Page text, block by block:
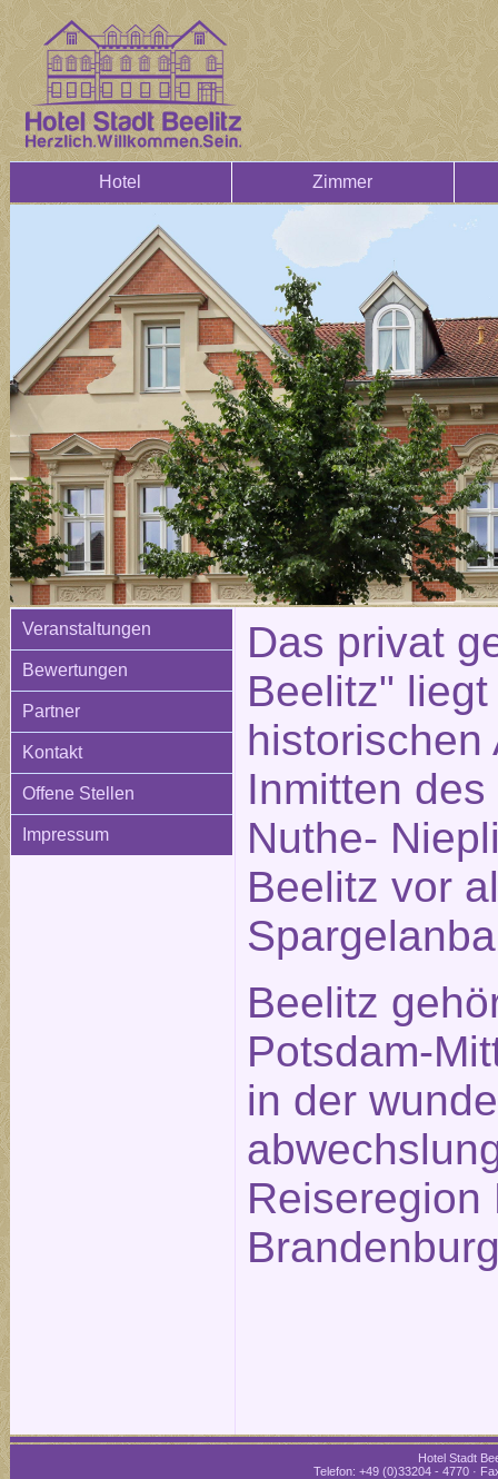
Hotel Zimmer
Veranstaltungen
Bewertungen
Partner
Kontakt
Offene Stellen
Impressum
Das privat
Beelitz"
historischen
Inmitten
Nuthe-
Beelitz vor
Beelitz
Potsdam-
in der
Reiseregion
Hotel Stadt
Telefon: +49 (0)33204 - 4770 ·